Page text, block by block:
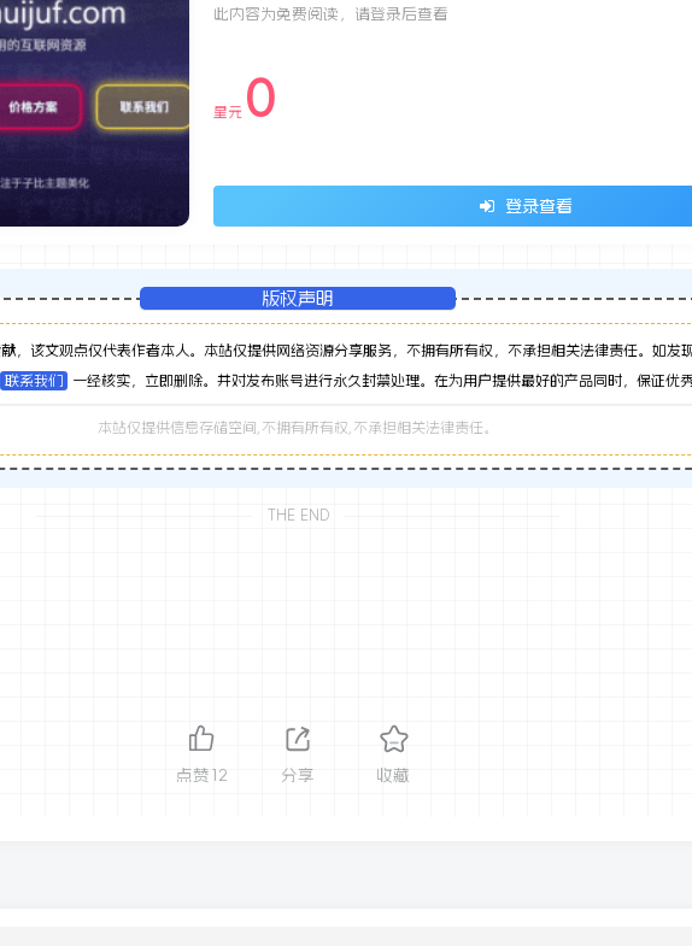
此内容为免费阅读，请登录后查看
星元 0
登录查看
版权声明
，该文观点仅代表作者本人。本站仅提供网络资源分享服务，不拥有所有权，不承担相关法律责任。如发
联系我们 一经核实，立即删除。并对发布账号进行永久封禁处理。在为用户提供最好的产品同时，保证优
本站仅提供信息存储空间,不拥有所有权,不承担相关法律责任。
THE END
点赞 12 分享 收藏